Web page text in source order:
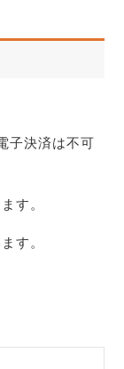
子決済は不可
す。
す。